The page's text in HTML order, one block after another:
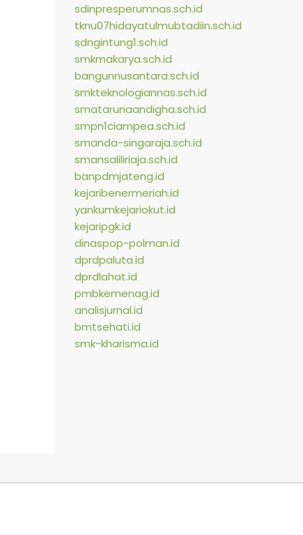
sdinpresperumnas.sch.id
tknu07hidayatulmubtadiin.sch.id
sdngintung1.sch.id
smkmakarya.sch.id
bangunnusantara.sch.id
smkteknologiannas.sch.id
smatarunaandigha.sch.id
smpn1ciampea.sch.id
smanda-singaraja.sch.id
smansaliliriaja.sch.id
banpdmjateng.id
kejaribenermeriah.id
yankumkejariokut.id
kejaripgk.id
dinaspop-polman.id
dprdpaluta.id
dprdlahat.id
pmbkemenag.id
analisjurnal.id
bmtsehati.id
smk-kharisma.id